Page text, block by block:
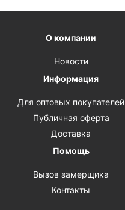
О компании
Новости
Информация
Для оптовых покупателей
Публичная оферта
Доставка
Помощь
Вызов замерщика
Контакты